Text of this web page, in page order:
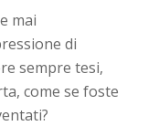
mai
di
sempre tesi,
come se foste